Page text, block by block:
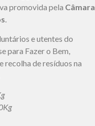
promovida pela Câmara
e utentes do
para Fazer o Bem,
recolha de resíduos na